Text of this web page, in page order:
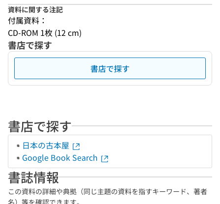
資料に関する注記
付属資料：
CD-ROM 1枚 (12 cm)
書店で探す
書店で探す
書店で探す
日本の古本屋
Google Book Search
書誌情報
この資料の詳細や典拠（同じ主題の資料を指すキーワード、著者
名）等を確認できます。